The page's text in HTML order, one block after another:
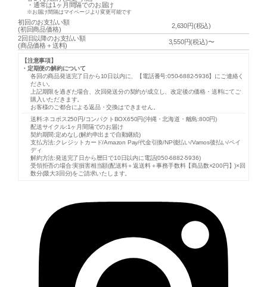
・通常は1ヶ月間隔でのお届け
※お届け間隔はマイページより変更可能です
初回のお支払い額
(初回商品価格)
2,630円(税込)
2回目以降のお支払い額
(商品価格＋送料)
3,550円(税込)〜
【注意事項】
・定期便の解約について
各回の商品発送完了日から10日以内に、【電話番号:050-6882-5936】にご連絡く
ださい。
上記期限を過ぎた場合、次回発送分の契約が成立し、改定後の価格・送料にてご
購入いただきます。
お客様のご都合による返品・交換はできません。
送料:ネコポス250円/コンパクトBOX650円(沖縄・北海道・離島:800円)
配送サイクル:1ヶ月間隔でのお届け
契約期間:定めなし(解約申出まで自動継続)
支払方法:クレジットカード/Amazon Pay/代金引換/NP後払い/Vamos後払い/ペイ
ディ
解約方法:発送完了日から暦日で10日以内に電話(050-6882-5936)
受領拒否の場合:実損害相当額(配送料＋返送料＋事務手数料【商品数×200円】)×回
数分(最大3回分)をご請求いたします。